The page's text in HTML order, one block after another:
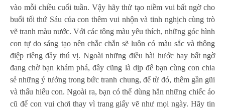
vào mỗi chiều cuối tuần. Vậy hãy thử tạo niềm vui bất ngờ cho
buổi tối thứ Sáu của con thêm vui nhộn và tinh nghịch cùng trò
vẽ tranh màu nước. Với các tông màu yêu thích, những góc hình
con tự do sáng tạo nên chắc chắn sẽ luôn có màu sắc và thông
điệp riêng đầy thú vị. Ngoài những điều hài hước hay bất ngờ
đang chờ bạn khám phá, đây cũng là dịp để bạn cùng con chia
sẻ những ý tưởng trong bức tranh chung, để từ đó, thêm gần gũi
và thấu hiểu con. Ngoài ra, bạn có thể dùng hẳn những chiếc áo
cũ để con vui chơi thay vì trang giấy vẽ như mọi ngày. Hãy tin